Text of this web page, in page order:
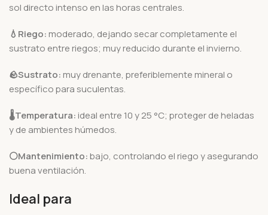
sol directo intenso en las horas centrales.
💧Riego: moderado, dejando secar completamente el
sustrato entre riegos; muy reducido durante el invierno.
🪨Sustrato: muy drenante, preferiblemente mineral o
específico para suculentas.
🌡️Temperatura: ideal entre 10 y 25 °C; proteger de heladas
y de ambientes húmedos.
⚪Mantenimiento:bajo, controlando el riego y asegurando
buena ventilación.
Ideal para